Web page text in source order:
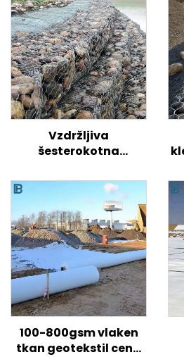
Vzdržljiva
šesterokotna
košara, tkana zvita
mrežasta gabionska
škatla za podporne
stene, nadzor erozije
100-800gsm vlaken
tkan geotekstil cena